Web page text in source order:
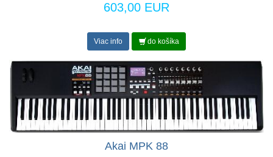
603,00 EUR
Viac info do košíka
Akai MPK 88